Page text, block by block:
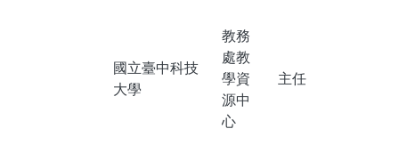
國立臺中科技
大學
教務
處教
學資
源中
心
主任